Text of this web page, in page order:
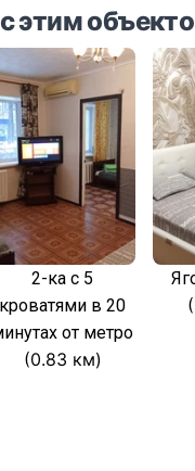
этим
2-ка с 5
кроватями в 20
от метро
(0.83 км)